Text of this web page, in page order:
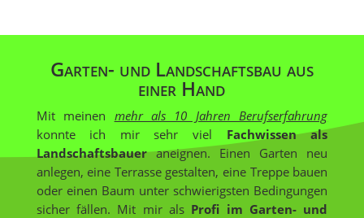
Garten- und Landschaftsbau aus
einer Hand
Mit meinen mehr als 10 Jahren Berufserfahrung
konnte ich mir sehr viel Fachwissen als
Landschaftsbaueraneignen. Einen Garten neu
anlegen, eine Terrasse gestalten, eine Treppe bauen
oder einen Baum unter schwierigsten Bedingungen
sicher fällen. Mit mir als Profi im Garten- und